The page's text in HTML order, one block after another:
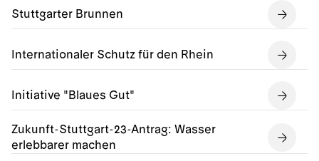
Stuttgarter Brunnen
Internationaler Schutz für den Rhein
Initiative "Blaues Gut"
Zukunft-Stuttgart-23-Antrag: Wasser
erlebbarer machen